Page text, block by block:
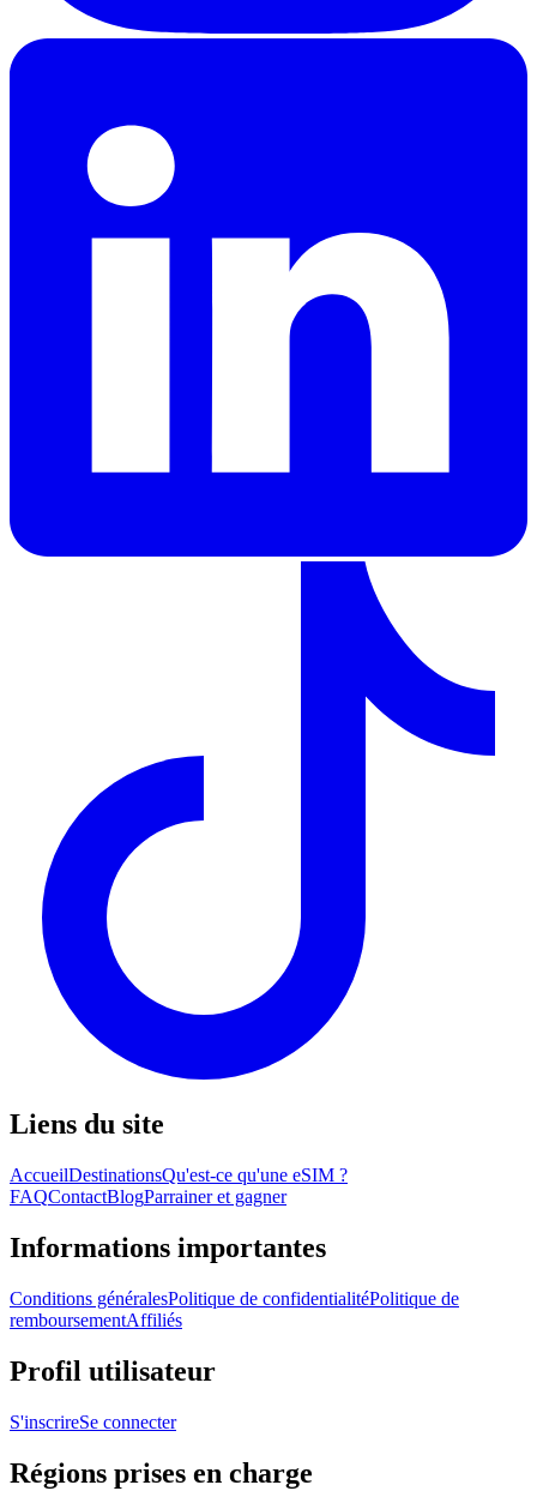
Liens du site
AccueilDestinationsQu'est-ce qu'une eSIM ?
FAQContactBlogParrainer et gagner
Informations importantes
Conditions généralesPolitique de confidentialitéPolitique de
remboursementAffiliés
Profil utilisateur
S'inscrireSe connecter
Régions prises en charge